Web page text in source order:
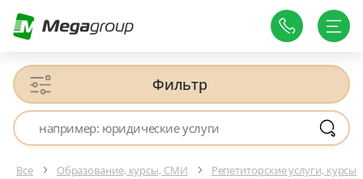
Фильтр
Все Образование, курсы, СМИ Репетиторские услуги, курсы